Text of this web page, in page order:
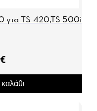
για TS 420,TS 500i